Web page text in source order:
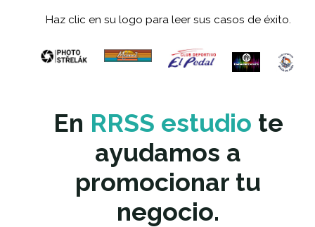
Haz clic en su logo para leer sus casos de éxito.
En RRSS estudio te
ayudamos a
promocionar tu
negocio.